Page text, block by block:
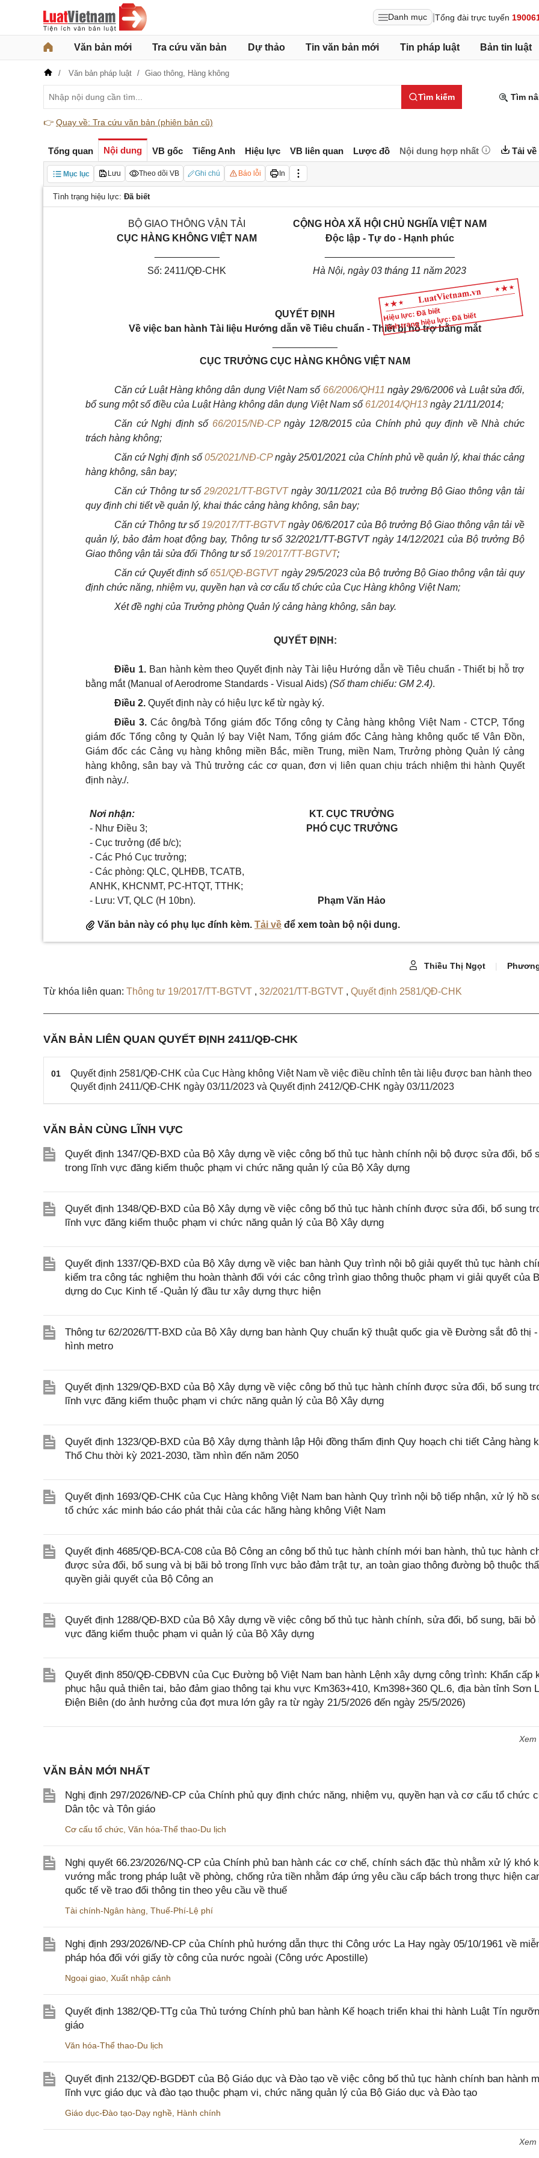
Danh mục Tổng đài trực tuyến
Văn bản mới Tra cứu văn bản Dự thảo Tin văn bản mới Tin pháp luật Bản tin luật
Văn bản pháp luật Giao thông, Hàng không
Tìm kiếm Tìm
👉 Quay về: Tra cứu văn bản (phiên bản cũ)
Tổng quan Nội dung VB gốc Tiếng Anh Hiệu lực VB liên quan Lược đồ Nội dung hợp nhất Tải về
Mục lục Lưu Theo dõi VB Ghi chú Báo lỗi In
Tình trạng hiệu lực: Đã biết
Hiệu lực: Đã biết
Tình trạng hiệu lực: Đã biết
BỘ GIAO THÔNG VẬN TẢI
CỤC HÀNG KHÔNG VIỆT NAM
Số: 2411/QĐ-CHK
CỘNG HÒA XÃ HỘI CHỦ NGHĨA VIỆT NAM
Độc lập - Tự do - Hạnh phúc
Hà Nội, ngày 03 tháng 11 năm 2023
QUYẾT ĐỊNH
Về việc ban hành Tài liệu Hướng dẫn về Tiêu chuẩn - Thiết bị hỗ trợ bằng mắt
CỤC TRƯỞNG CỤC HÀNG KHÔNG VIỆT NAM
Căn cứ Luật Hàng không dân dụng Việt Nam số 66/2006/QH11 ngày 29/6/2006 và Luật sửa đổi,
bổ sung một số điều của Luật Hàng không dân dụng Việt Nam số 61/2014/QH13 ngày 21/11/2014;
Căn cứ Nghị định số 66/2015/NĐ-CPngày 12/8/2015 của Chính phủ quy định về Nhà chức
trách hàng không;
Căn cứ Nghị định số 05/2021/NĐ-CPngày 25/01/2021 của Chính phủ về quản lý, khai thác cảng
hàng không, sân bay;
Căn cứ Thông tưsố29/2021/TT-BGTVTngày 30/11/2021 của Bộ trưởng Bộ Giaothông vận tải
quy định chi tiết về quản lý, khai thác cảng hàng không, sân bay;
Căn cứ Thông tư số 19/2017/TT-BGTVTngày 06/6/2017 của Bộ trưởng Bộ Giao thông vận tải về
quản lý, bảo đảm hoạt động bay, Thông tư số 32/2021/TT-BGTVT ngày 14/12/2021 của Bộ trưởng Bộ
Giao thông vận tải sửa đổi Thông tư số 19/2017/TT-BGTVT;
Căn cứ Quyết định số 651/QĐ-BGTVTngày 29/5/2023 của Bộ trưởng Bộ Giao thông vận tải quy
định chức năng, nhiệm vụ, quyền hạn và cơ cấu tổ chức của Cục Hàng không Việt Nam;
Xétđề nghị của Trưởng phòng Quản lý cảng hàng không, sân bay.
QUYẾT ĐỊNH:
Điều 1.Ban hành kèm theo Quyết định này Tài liệu Hướng dẫn về Tiêu chuẩn - Thiết bị hỗ trợ
bằng mắt (Manual of Aerodrome Standards - Visual Aids) (Số tham chiếu: GM 2.4).
Điều 2. Quyết định này có hiệu lực kể từ ngày ký.
Điều 3. Các ông/bà Tổng giám đốc Tổng công ty Cảng hàng không Việt Nam - CTCP, Tổng
giám đốc Tổng công ty Quản lý bay Việt Nam, Tổng giám đốc Cảng hàng không quốc tế Vân Đồn,
Giám đốc các Cảng vụ hàng không miền Bắc, miền Trung, miền Nam, Trưởng phòng Quản lý cảng
hàng không, sân bay và Thủ trưởng các cơ quan, đơn vị liên quan chịu trách nhiệm thi hành Quyết
định này./.
Nơi nhận:
- Như Điều 3;
- Cục trưởng (để b/c);
- Các Phó Cục trưởng;
- Các phòng: QLC, QLHĐB, TCATB,
ANHK, KHCNMT, PC-HTQT, TTHK;
- Lưu: VT, QLC (H 10bn).
KT. CỤC TRƯỞNG
PHÓ CỤC TRƯỞNG
Phạm Văn Hảo
Văn bản này có phụ lục đính kèm. Tải về để xem toàn bộ nội dung.
Thiều Thị Ngọt |
Từ khóa liên quan: Thông tư 19/2017/TT-BGTVT , 32/2021/TT-BGTVT , Quyết định 2581/QĐ-CHK
VĂN BẢN LIÊN QUAN QUYẾT ĐỊNH 2411/QĐ-CHK
01
Quyết định 2581/QĐ-CHK của Cục Hàng không Việt Nam về việc điều chỉnh tên tài liệu được ban hành theo
Quyết định 2411/QĐ-CHK ngày 03/11/2023 và Quyết định 2412/QĐ-CHK ngày 03/11/2023
VĂN BẢN CÙNG LĨNH VỰC
Quyết định 1347/QĐ-BXD của Bộ Xây dựng về việc công bố thủ tục hành chính nội bộ được sửa đổi, bổ
trong lĩnh vực đăng kiểm thuộc phạm vi chức năng quản lý của Bộ Xây dựng
Quyết định 1348/QĐ-BXD của Bộ Xây dựng về việc công bố thủ tục hành chính được sửa đổi, bổ sung
lĩnh vực đăng kiểm thuộc phạm vi chức năng quản lý của Bộ Xây dựng
Quyết định 1337/QĐ-BXD của Bộ Xây dựng về việc ban hành Quy trình nội bộ giải quyết thủ tục hành
kiểm tra công tác nghiệm thu hoàn thành đối với các công trình giao thông thuộc phạm vi giải quyết của
dựng do Cục Kinh tế -Quản lý đầu tư xây dựng thực hiện
Thông tư 62/2026/TT-BXD của Bộ Xây dựng ban hành Quy chuẩn kỹ thuật quốc gia về Đường sắt đô thị
hình metro
Quyết định 1329/QĐ-BXD của Bộ Xây dựng về việc công bố thủ tục hành chính được sửa đổi, bổ sung
lĩnh vực đăng kiểm thuộc phạm vi chức năng quản lý của Bộ Xây dựng
Quyết định 1323/QĐ-BXD của Bộ Xây dựng thành lập Hội đồng thẩm định Quy hoạch chi tiết Cảng hàng
Thổ Chu thời kỳ 2021-2030, tầm nhìn đến năm 2050
Quyết định 1693/QĐ-CHK của Cục Hàng không Việt Nam ban hành Quy trình nội bộ tiếp nhận, xử lý hồ
tổ chức xác minh báo cáo phát thải của các hãng hàng không Việt Nam
Quyết định 4685/QĐ-BCA-C08 của Bộ Công an công bố thủ tục hành chính mới ban hành, thủ tục hành
được sửa đổi, bổ sung và bị bãi bỏ trong lĩnh vực bảo đảm trật tự, an toàn giao thông đường bộ thuộc
quyền giải quyết của Bộ Công an
Quyết định 1288/QĐ-BXD của Bộ Xây dựng về việc công bố thủ tục hành chính, sửa đổi, bổ sung, bãi bỏ
vực đăng kiểm thuộc phạm vi quản lý của Bộ Xây dựng
Quyết định 850/QĐ-CĐBVN của Cục Đường bộ Việt Nam ban hành Lệnh xây dựng công trình: Khẩn cấp
phục hậu quả thiên tai, bảo đảm giao thông tại khu vực Km363+410, Km398+360 QL.6, địa bàn tỉnh Sơn
Điện Biên (do ảnh hưởng của đợt mưa lớn gây ra từ ngày 21/5/2026 đến ngày 25/5/2026)
Xem
VĂN BẢN MỚI NHẤT
Nghị định 297/2026/NĐ-CP của Chính phủ quy định chức năng, nhiệm vụ, quyền hạn và cơ cấu tổ chức
Dân tộc và Tôn giáo
Cơ cấu tổ chức, Văn hóa-Thể thao-Du lịch
Nghị quyết 66.23/2026/NQ-CP của Chính phủ ban hành các cơ chế, chính sách đặc thù nhằm xử lý khó
vướng mắc trong pháp luật về phòng, chống rửa tiền nhằm đáp ứng yêu cầu cấp bách trong thực hiện
quốc tế về trao đổi thông tin theo yêu cầu về thuế
Tài chính-Ngân hàng, Thuế-Phí-Lệ phí
Nghị định 293/2026/NĐ-CP của Chính phủ hướng dẫn thực thi Công ước La Hay ngày 05/10/1961 về
pháp hóa đối với giấy tờ công của nước ngoài (Công ước Apostille)
Ngoại giao, Xuất nhập cảnh
Quyết định 1382/QĐ-TTg của Thủ tướng Chính phủ ban hành Kế hoạch triển khai thi hành Luật Tín
giáo
Văn hóa-Thể thao-Du lịch
Quyết định 2132/QĐ-BGDĐT của Bộ Giáo dục và Đào tạo về việc công bố thủ tục hành chính ban hành
lĩnh vực giáo dục và đào tạo thuộc phạm vi, chức năng quản lý của Bộ Giáo dục và Đào tạo
Giáo dục-Đào tạo-Dạy nghề, Hành chính
Xem